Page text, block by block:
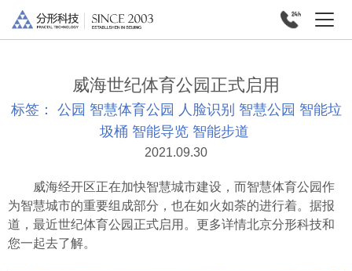
威海世纪体育公园正式启用
标签： 公园 智慧体育公园 人脸识别 智慧公园 智能垃
圾桶 智能导览 智能步道
2021.09.30
威海经开区正在加快智慧城市建设，而智慧体育公园作
为智慧城市的重要组成部分，也在如火如荼的进行着。据报
道，最近世纪体育公园正式启用。更多详情北京分形科技和
您一起去了解。